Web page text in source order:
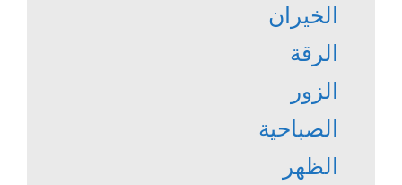
الخيران
الرقة
الزور
الصباحية
الظهر